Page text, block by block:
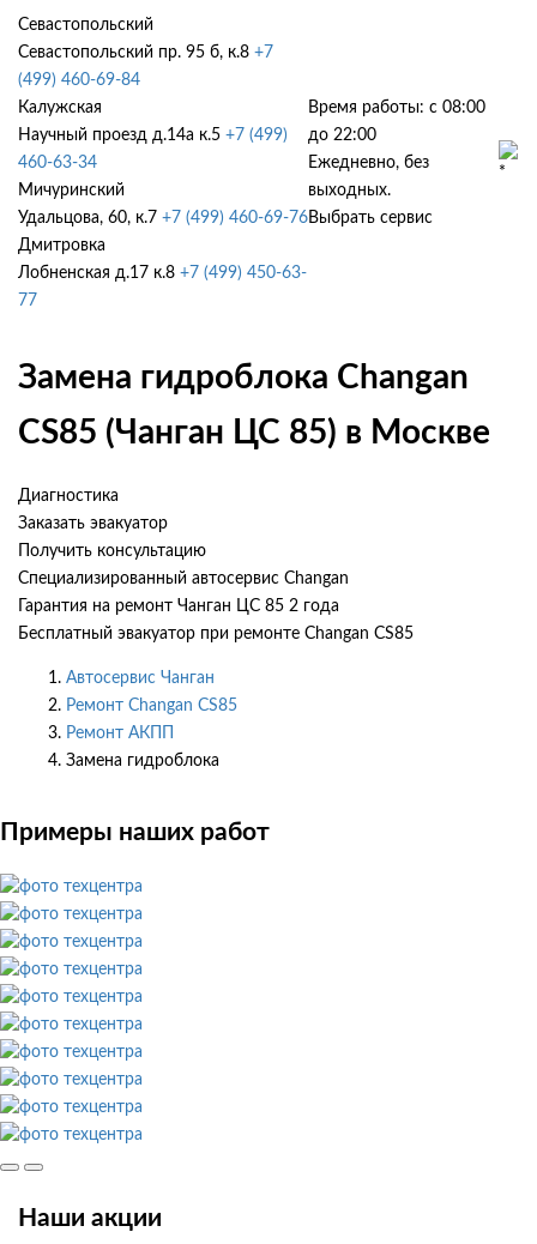
Севастопольский
Севастопольский пр. 95 б, к.8 +7
(499) 460-69-84
Калужская
Научный проезд д.14а к.5 +7 (499)
460-63-34
Мичуринский
Удальцова, 60, к.7 +7 (499) 460-69-76
Дмитровка
Лобненская д.17 к.8 +7 (499) 450-63-
77
Время работы: с 08:00
до 22:00
Ежедневно, без
выходных.
Выбрать сервис
Замена гидроблока Changan
CS85 (Чанган ЦС 85) в Москве
Диагностика
Заказать эвакуатор
Получить консультацию
Специализированный автосервис Changan
Гарантия на ремонт Чанган ЦС 85 2 года
Бесплатный эвакуатор при ремонте Changan CS85
Автосервис Чанган
Ремонт Changan CS85
Ремонт АКПП
Замена гидроблока
Примеры наших работ
Наши акции